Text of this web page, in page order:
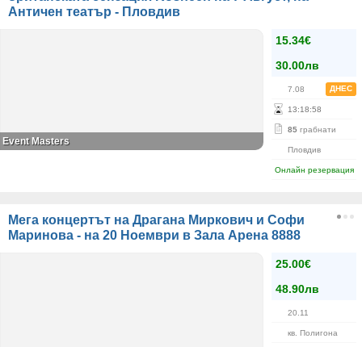
Античен театър - Пловдив
15.34€
30.00лв
7.08 ДНЕС
13:18:58
85 грабнати
Пловдив
Онлайн резервация
Event Masters
Мега концертът на Драгана Миркович и Софи
Маринова - на 20 Ноември в Зала Арена 8888
25.00€
48.90лв
20.11
кв. Полигона